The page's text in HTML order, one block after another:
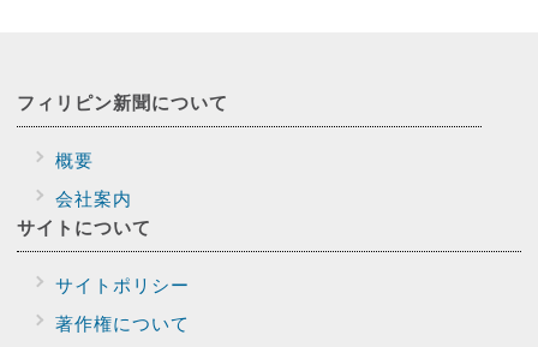
フィリピン新聞について
概要
会社案内
サイトについて
サイトポリシー
著作権について